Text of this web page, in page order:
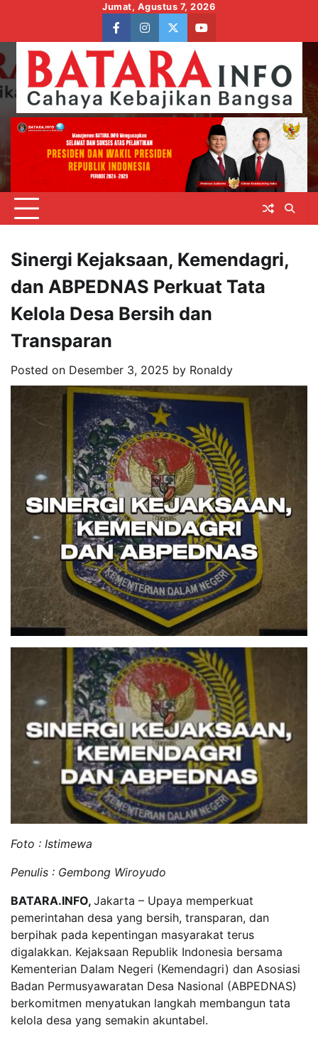
content
Jumat, Agustus 7, 2026
facebookinstagram
twitteryoutube
Sinergi Kejaksaan, Kemendagri,
dan ABPEDNAS Perkuat Tata
Kelola Desa Bersih dan
Transparan
Posted on Desember 3, 2025 by Ronaldy
Foto : Istimewa
Penulis : Gembong Wiroyudo
BATARA.INFO, Jakarta – Upaya memperkuat
pemerintahan desa yang bersih, transparan, dan
berpihak pada kepentingan masyarakat terus
digalakkan. Kejaksaan Republik Indonesia bersama
Kementerian Dalam Negeri (Kemendagri) dan Asosiasi
Badan Permusyawaratan Desa Nasional (ABPEDNAS)
berkomitmen menyatukan langkah membangun tata
kelola desa yang semakin akuntabel.